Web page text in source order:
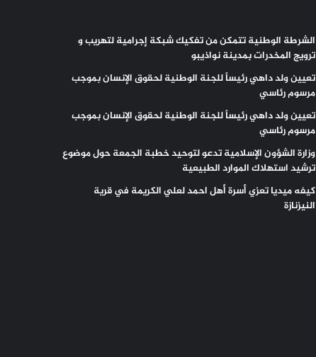
الشرطة الوطنية تتمكن من تفكيك شبكة إجرامية لتهريب و
ترويج المخدرات بمدينة نواذيبو
تعيين ولد داهي رئيساً للجنة الوطنية لحقوق الإنسان بموجب
مرسوم رئاسي
تعيين ولد داهي رئيساً للجنة الوطنية لحقوق الإنسان بموجب
مرسوم رئاسي
وزارة الشؤون الإسلامية تدعو لتوحيد خطبة الجمعة حول موضوع
ترشيد استهلاك الموارد الطبيعية
كيفه ميديا تعزي أسرة أهل احمد لعلي الكريمة في قرية
النيزنازة